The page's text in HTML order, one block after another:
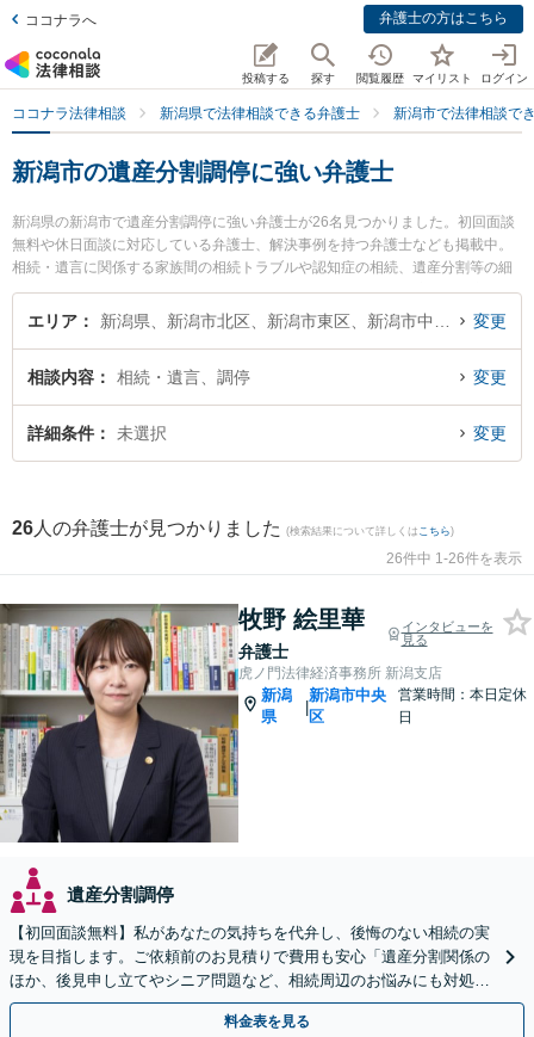
ココナラへ 弁護士の方はこちら
投稿する 探す 閲覧履歴 マイリスト ログイン
ココナラ法律相談 新潟県で法律相談できる弁護士 新潟市で法律相談で
新潟市の遺産分割調停に強い弁護士
新潟県の新潟市で遺産分割調停に強い弁護士が26名見つかりました。初回面談
無料や休日面談に対応している弁護士、解決事例を持つ弁護士なども掲載中。
相続・遺言に関係する家族間の相続トラブルや認知症の相続、遺産分割等の細
かな分野での絞り込み検索もでき便利です。特に虎ノ門法律経済事務所 新潟支
店の牧野 絵里華弁護士やグラディアトル法律事務所 新潟オフィスの清水 祐太
た遺産分割調停のトラブルを今すぐに弁護士に相談したい』『遺産分割調停の
トラブル解決の実績豊富な近くの弁護士を検索したい』『初回相談無料で遺産
分割調停を法律相談できる新潟市内の弁護士に相談予約したい』などでお困り
エリア 変更
相談内容 相続・遺言、調停 変更
詳細条件 未選択 変更
26 人の弁護士が見つかりました (検索結果について詳しくは こちら)
26件中 1-26件を表示
牧野 絵里華
弁護士
インタビューを
見る
虎ノ門法律経済事務所 新潟支店
新潟
県
|
新潟市中央
区
営業時間：本日定休
日
遺産分割調停
【初回面談無料】私があなたの気持ちを代弁し、後悔のない相続の実
現を目指します。ご依頼前のお見積りで費用も安心「遺産分割関係の
ほか、後見申し立てやシニア問題など、相続周辺のお悩みにも対処可
能」【WEB面談対応】
料金表を見る